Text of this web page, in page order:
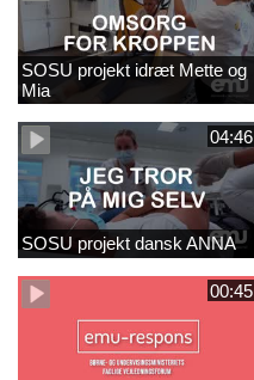
SOSU projekt idræt Mette og
Mia
04:46
SOSU projekt dansk ANNA
00:45